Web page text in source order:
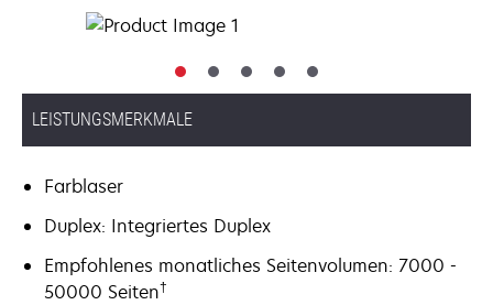
LEISTUNGSMERKMALE
Farblaser
Duplex: Integriertes Duplex
Empfohlenes monatliches Seitenvolumen: 7000 -
50000 Seiten†